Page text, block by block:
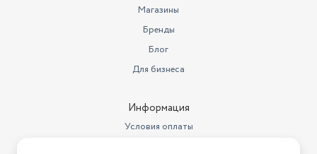
Магазины
Бренды
Блог
Для бизнеса
Информация
Условия оплаты